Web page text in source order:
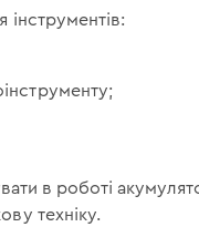
інструментів:
в роботі
техніку.